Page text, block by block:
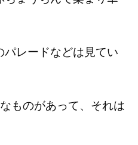
レードなどは見てい
ものがあって、それは